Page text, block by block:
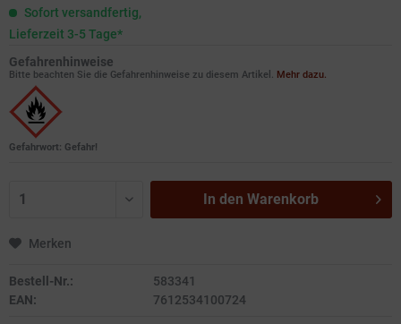
Sofort versandfertig,
Lieferzeit 3-5 Tage*
Gefahrenhinweise
Bitte beachten Sie die Gefahrenhinweise zu diesem Artikel. Mehr dazu.
Gefahrwort: Gefahr!
In den Warenkorb
Merken
Bestell-Nr.:
583341
EAN:
7612534100724